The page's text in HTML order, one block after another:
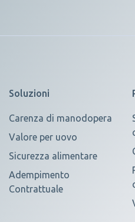
Soluzioni
Carenza di manodopera
Valore per uovo
Sicurezza alimentare
Adempimento
Contrattuale